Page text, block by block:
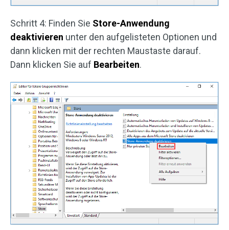
Schritt 4: Finden Sie Store-Anwendung
deaktivieren unter den aufgelisteten Optionen und
dann klicken mit der rechten Maustaste darauf.
Dann klicken Sie auf Bearbeiten.